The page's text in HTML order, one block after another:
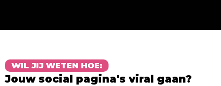
WIL JIJ WETEN HOE:
Jouw social pagina's viral gaan?